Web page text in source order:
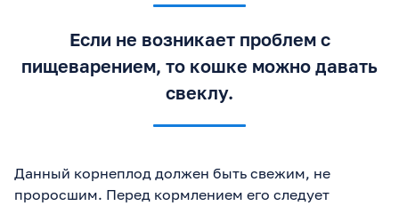
Если не возникает проблем с
пищеварением, то кошке можно давать
свеклу.
Данный корнеплод должен быть свежим, не
проросшим. Перед кормлением его следует